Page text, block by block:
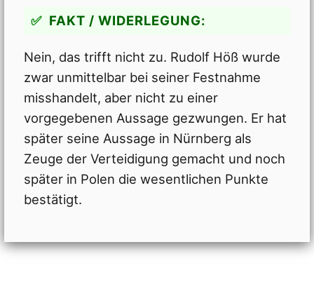
FAKT / WIDERLEGUNG:
Nein, das trifft nicht zu. Rudolf Höß wurde
zwar unmittelbar bei seiner Festnahme
misshandelt, aber nicht zu einer
vorgegebenen Aussage gezwungen. Er hat
später seine Aussage in Nürnberg als
Zeuge der Verteidigung gemacht und noch
später in Polen die wesentlichen Punkte
bestätigt.